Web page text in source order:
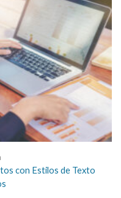
con Estilos de Texto